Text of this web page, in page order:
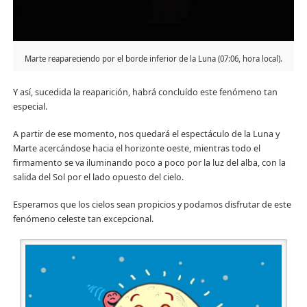
Marte reapareciendo por el borde inferior de la Luna (07:06, hora local).
Y así, sucedida la reaparición, habrá concluído este fenómeno tan
especial.
A partir de ese momento, nos quedará el espectáculo de la Luna y
Marte acercándose hacia el horizonte oeste, mientras todo el
firmamento se va iluminando poco a poco por la luz del alba, con la
salida del Sol por el lado opuesto del cielo.
Esperamos que los cielos sean propicios y podamos disfrutar de este
fenómeno celeste tan excepcional.